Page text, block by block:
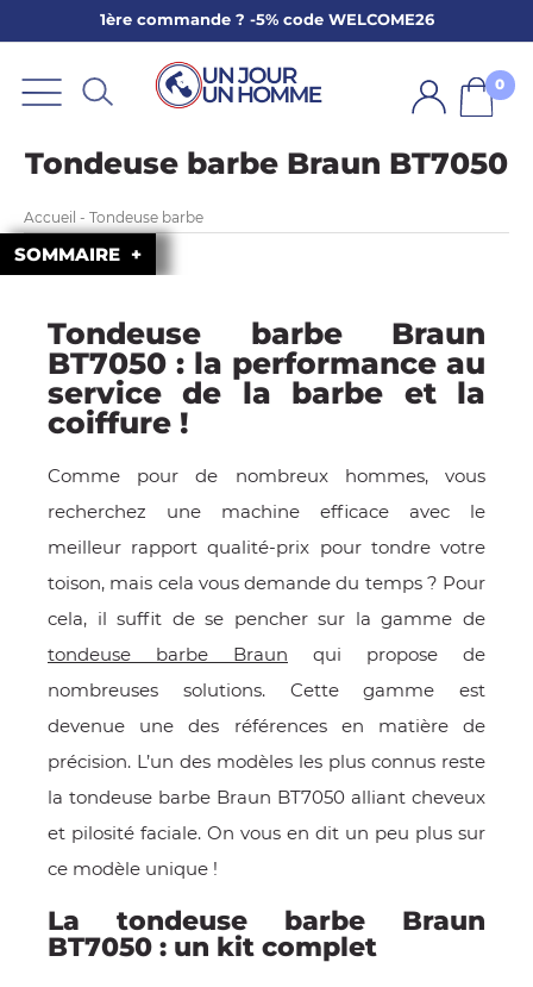
1ère commande ? -5% code WELCOME26
0
LA BARBE
Tondeuse barbe Braun BT7050
Accueil - Tondeuse barbe
SOMMAIRE
Tondeuse barbe Braun
BT7050 : la performance au
service de la barbe et la
coiffure !
Comme pour de nombreux hommes, vous
recherchez une machine efficace avec le
meilleur rapport qualité-prix pour tondre votre
toison, mais cela vous demande du temps ? Pour
cela, il suffit de se pencher sur la gamme de
tondeuse barbe Braun qui propose de
nombreuses solutions. Cette gamme est
devenue une des références en matière de
précision. L’un des modèles les plus connus reste
la tondeuse barbe Braun BT7050 alliant cheveux
et pilosité faciale. On vous en dit un peu plus sur
ce modèle unique !
La tondeuse barbe Braun
BT7050 : un kit complet